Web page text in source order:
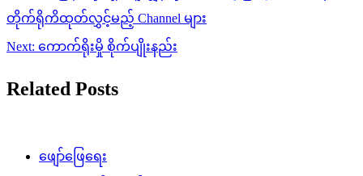
navigation
တိုက်ရိုကိထုတ်လွှင့်မည့် Channel များ
Next: ကောက်ရိုးမှို စိုက်ပျိုးနည်း
Related Posts
ဖျော်ဖြေရေး